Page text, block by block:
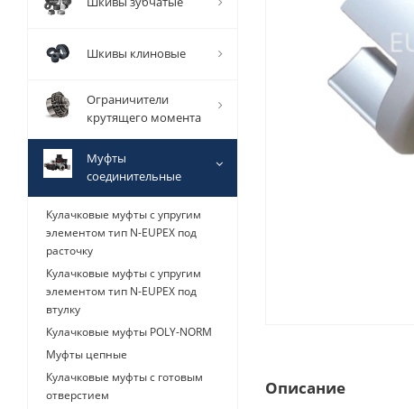
Описание
Шкивы клиновые
Ограничители
крутящего момента
Муфты
соединительные
Кулачковые муфты с упругим
элементом тип N-EUPEX под
расточку
Кулачковые муфты с упругим
элементом тип N-EUPEX под
втулку
Кулачковые муфты POLY-NORM
Муфты цепные
Кулачковые муфты с готовым
отверстием